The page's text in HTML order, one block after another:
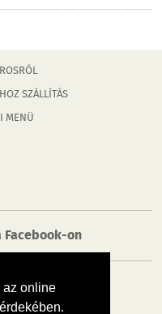
az online
SZÁLLÍTÁS
MENÜ
on